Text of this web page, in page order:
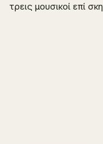
τρεις μουσικοί επί